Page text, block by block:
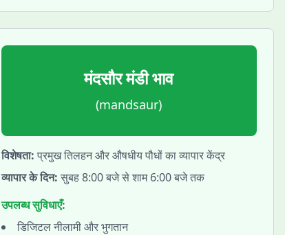
मंदसौरमंडी भाव
(mandsaur)
विशेषता: प्रमुख तिलहन और औषधीय पौधों का व्यापार केंद्र
व्यापार के दिन: सुबह 8:00 बजे से शाम 6:00 बजे तक
उपलब्ध सुविधाएँ:
डिजिटल नीलामी और भुगतान